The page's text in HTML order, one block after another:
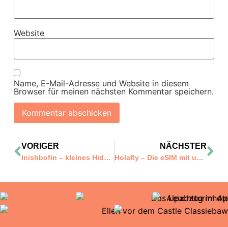
Website
Name, E-Mail-Adresse und Website in diesem
Browser für meinen nächsten Kommentar speichern.
VORIGER
Inishbofin – kleines Hideaway vor der Küste Connemaras
NÄCHSTER
Holafly – Die eSIM mit unbegrenzten Daten für Reisen ins Ausland und Reisen in die Schweiz